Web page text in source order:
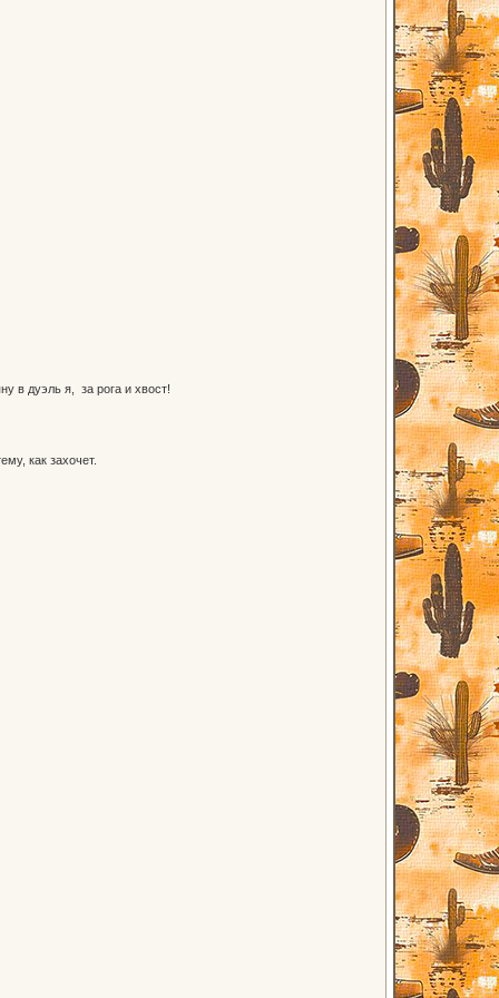
в дуэль я, за рога и хвост!
как захочет.